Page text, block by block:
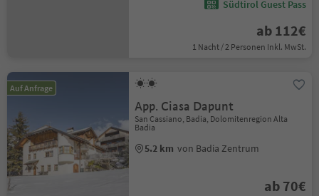
Südtirol Guest Pass
ab 112€
1 Nacht / 2 Personen Inkl. MwSt.
Auf Anfrage
App. Ciasa Dapunt
San Cassiano, Badia, Dolomitenregion Alta
Badia
5.2 km von Badia Zentrum
ab 70€